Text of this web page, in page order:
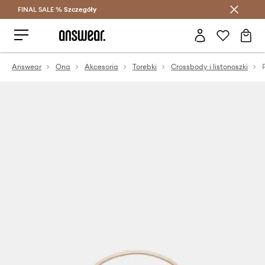
Oszczędzaj z Answear Club >
FINAL SALE % Szczegóły
Answear Ona Akcesoria Torebki Crossbody i listonoszki